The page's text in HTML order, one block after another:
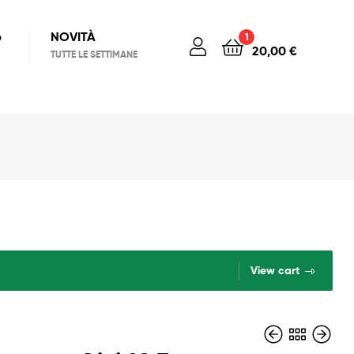
NOVITÀ
TUTTE LE SETTIMANE
1
20,00 €
View cart